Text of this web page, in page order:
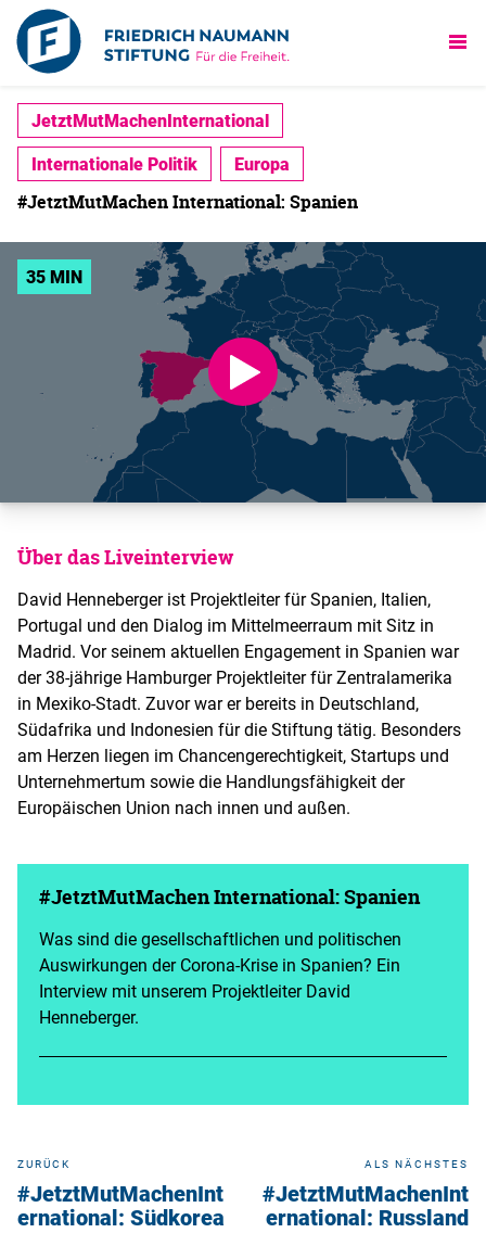
JetztMutMachenInternational
Internationale Politik
Europa
#JetztMutMachen International: Spanien
35 MIN
Über das Liveinterview
David Henneberger ist Projektleiter für Spanien, Italien,
Portugal und den Dialog im Mittelmeerraum mit Sitz in
Madrid. Vor seinem aktuellen Engagement in Spanien war
der 38-jährige Hamburger Projektleiter für Zentralamerika
in Mexiko-Stadt. Zuvor war er bereits in Deutschland,
Südafrika und Indonesien für die Stiftung tätig. Besonders
am Herzen liegen im Chancengerechtigkeit, Startups und
Unternehmertum sowie die Handlungsfähigkeit der
Europäischen Union nach innen und außen.
#JetztMutMachen International: Spanien
Was sind die gesellschaftlichen und politischen
Auswirkungen der Corona-Krise in Spanien? Ein
Interview mit unserem Projektleiter David
Henneberger.
ZURÜCK
#JetztMutMachenInt
ernational: Südkorea
ALS NÄCHSTES
#JetztMutMachenInt
ernational: Russland